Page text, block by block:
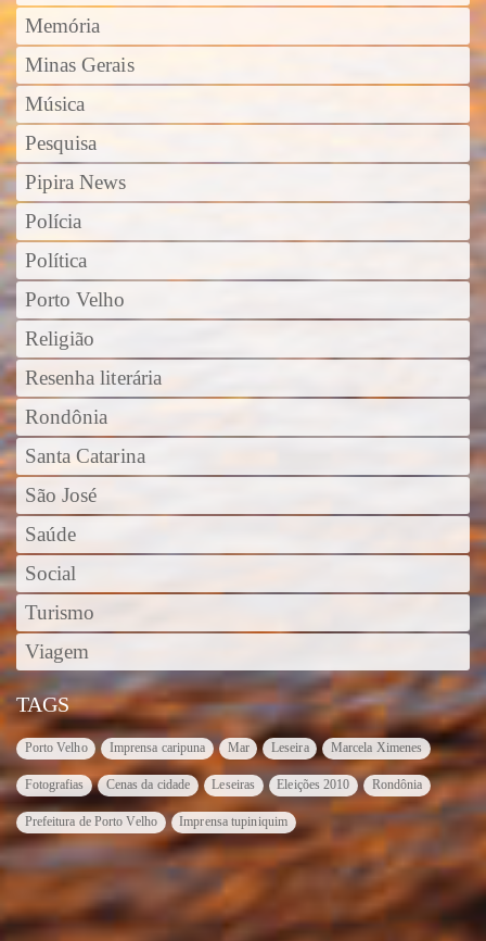
Memória
Minas Gerais
Música
Pesquisa
Pipira News
Polícia
Política
Porto Velho
Religião
Resenha literária
Rondônia
Santa Catarina
São José
Saúde
Social
Turismo
Viagem
TAGS
Porto Velho Imprensa caripuna Mar Leseira Marcela Ximenes
Fotografias Cenas da cidade Leseiras Eleições 2010 Rondônia
Prefeitura de Porto Velho Imprensa tupiniquim